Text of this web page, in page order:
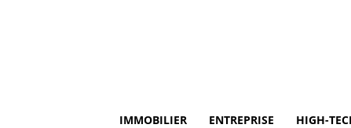
IMMOBILIER ENTREPRISE HIGH-